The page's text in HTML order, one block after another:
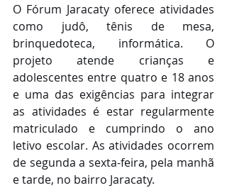
O Fórum Jaracaty oferece atividades
como judô, tênis de mesa,
brinquedoteca, informática. O
projeto atende crianças e
adolescentes entre quatro e 18 anos
e uma das exigências para integrar
as atividades é estar regularmente
matriculado e cumprindo o ano
letivo escolar. As atividades ocorrem
de segunda a sexta-feira, pela manhã
e tarde, no bairro Jaracaty.